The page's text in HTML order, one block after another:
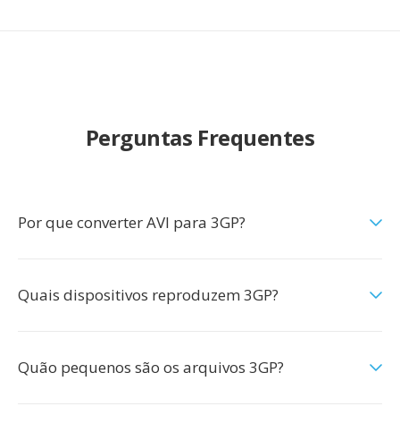
Perguntas Frequentes
Por que converter AVI para 3GP?
Quais dispositivos reproduzem 3GP?
Quão pequenos são os arquivos 3GP?